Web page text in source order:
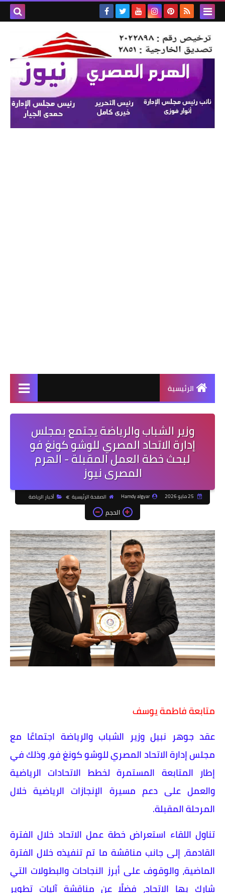
الرئيسية
وزير الشباب والرياضة يجتمع بمجلس
إدارة الاتحاد المصري للوشو كونغ فو
لبحث خطة العمل المقبلة - الهرم
المصرى نيوز
Hamdy algyar الصفحة الرئيسية أخبار الرياضة
الحجم
متابعة فاطمة يوسف
عقد جوهر نبيل وزير الشباب والرياضة اجتماعًا مع
مجلس إدارة الاتحاد المصري للوشو كونغ فو، وذلك في
إطار المتابعة المستمرة لخطط الاتحادات الرياضية
والعمل على دعم مسيرة الإنجازات الرياضية خلال
المرحلة المقبلة.
تناول اللقاء استعراض خطة عمل الاتحاد خلال الفترة
القادمة، إلى جانب مناقشة ما تم تنفيذه خلال الفترة
الماضية، والوقوف على أبرز النجاحات والبطولات التي
شارك بها الاتحاد، فضلًا عن مناقشة آليات تطوير